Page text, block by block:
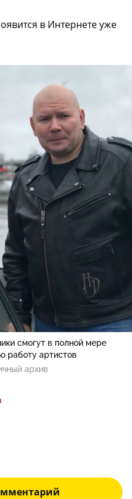
в Интернете уже
смогут в полной мере
работу артистов
архив